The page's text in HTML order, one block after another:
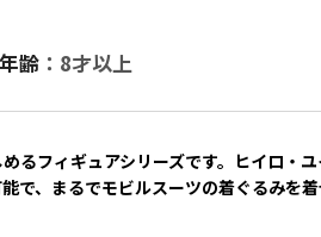
齢 ：8才以上
るフィギュアシリーズです。ヒイロ・
で、まるでモビルスーツの着ぐるみを